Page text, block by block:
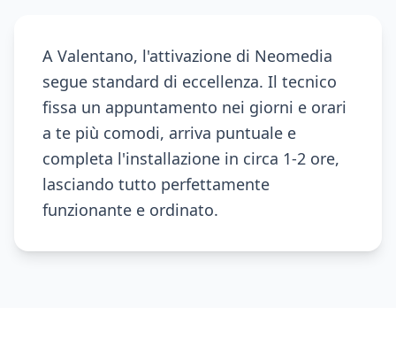
A Valentano, l'attivazione di Neomedia
segue standard di eccellenza. Il tecnico
fissa un appuntamento nei giorni e orari
a te più comodi, arriva puntuale e
completa l'installazione in circa 1-2 ore,
lasciando tutto perfettamente
funzionante e ordinato.